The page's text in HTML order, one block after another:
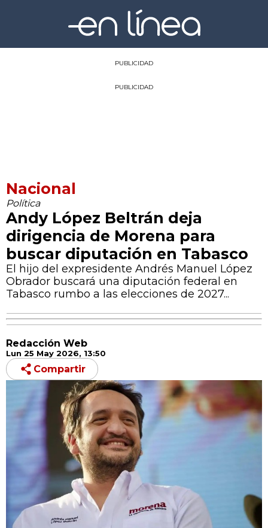
PUBLICIDAD
PUBLICIDAD
Nacional
Política
Andy López Beltrán deja
dirigencia de Morena para
buscar diputación en Tabasco
El hijo del expresidente Andrés Manuel López
Obrador buscará una diputación federal en
Tabasco rumbo a las elecciones de 2027...
Redacción Web
Lun 25 May 2026, 13:50
Compartir